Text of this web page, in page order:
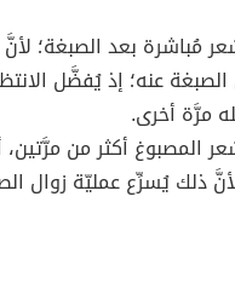
مُباشرة بعد الصبغة؛
مرَّة أخرى.
المصبوغ أكثر من مرَّتين،
ذلك يُسرِّع عمليّة زوال